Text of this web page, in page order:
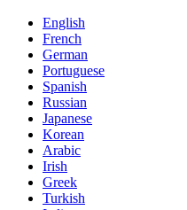
English
French
German
Portuguese
Spanish
Russian
Japanese
Korean
Arabic
Irish
Greek
Turkish